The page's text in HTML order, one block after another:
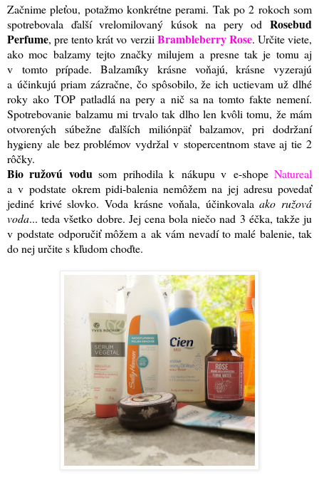
Začnime pleťou, potažmo konkrétne perami. Tak po 2 rokoch som
spotrebovala ďalší vrelomilovaný kúsok na pery od Rosebud
Perfume, pre tento krát vo verzii Brambleberry Rose. Určite viete,
ako moc balzamy tejto značky milujem a presne tak je tomu aj
v tomto prípade. Balzamíky krásne voňajú, krásne vyzerajú
a účinkujú priam zázračne, čo spôsobilo, že ich uctievam už dlhé
roky ako TOP patladlá na pery a nič sa na tomto fakte nemení.
Spotrebovanie balzamu mi trvalo tak dlho len kvôli tomu, že mám
otvorených súbežne ďalších miliónpäť balzamov, pri dodržaní
hygieny ale bez problémov vydržal v stopercentnom stave aj tie 2
rôčky.
Bio ružovú vodusom prihodila k nákupu v e-shopeNatureal
a v podstate okrem pidi-balenia nemôžem na jej adresu povedať
jediné krivé slovko. Voda krásne voňala, účinkovalaako ružová
voda... teda všetko dobre. Jej cena bola niečo nad 3 éčka, takže ju
v podstate odporučiť môžem a ak vám nevadí to malé balenie, tak
do nej určite s kľudom choďte.